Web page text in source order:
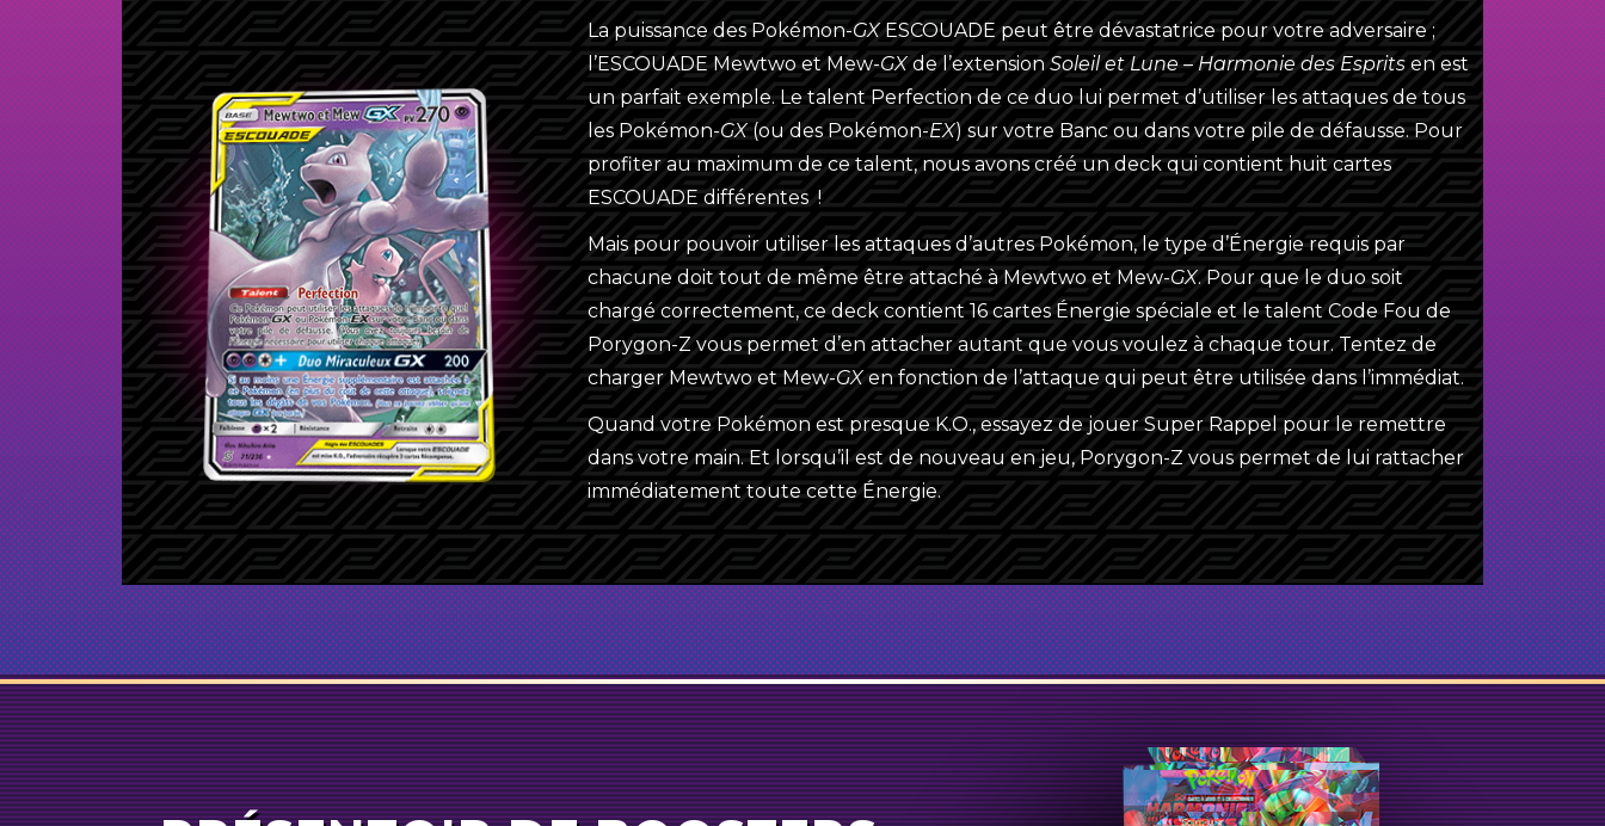
La puissance desPokémon-GXESCOUADE peut être dévastatrice pour votre adversaire ;
l’ESCOUADE Mewtwo et Mew-GXde l’extensionSoleil et Lune – Harmonie des Espritsen est
un parfait exemple. Le talent Perfection de ce duo lui permet d’utiliser les attaques de tous
lesPokémon-GX(ou desPokémon-EX) sur votre Banc ou dans votre pile de défausse. Pour
profiter au maximum de ce talent, nous avons créé un deck qui contient huit cartes
ESCOUADE différentes !
Mais pour pouvoir utiliser les attaques d’autres Pokémon, le type d’Énergie requis par
chacune doit tout de même être attaché à Mewtwo et Mew-GX. Pour que le duo soit
chargé correctement, ce deck contient 16 cartes Énergie spéciale et le talent Code Fou de
Porygon-Z vous permet d’en attacher autant que vous voulez à chaque tour. Tentez de
charger Mewtwo et Mew-GXen fonction de l’attaque qui peut être utilisée dans l’immédiat.
Quand votre Pokémon est presque K.O., essayez de jouer Super Rappel pour le remettre
dans votre main. Et lorsqu’il est de nouveau en jeu, Porygon-Z vous permet de lui rattacher
immédiatement toute cette Énergie.
Mewtwo et Mew- GX
3 Porygon-Z
3 Porygon
1 Méga-Ténéfix et Tyranocif-GX
Raichu et Raichu d’Alola-GX
1 Carchacrok et Giratina-GX
1 Évoli et Ronflex-GX
1 Marshadow et Mackogneur-GX
1 Reshiram et Dracaufeu-GX
1 Cancrelove et Mouscoto- GX
1 Dedenne-GX
4 Énergie Multicolore
4
Énergie Unitaire
{F}
{D}
{Y}
4
Énergie Unitaire
{G}
{R}
{W}
4
Énergie Unitaire
{L}
{P}
{M}
Dresseur (28)
4 Cynthia
4 Paulie
2 Hospitalité d’Erika
2 Lévy et Tatia
4 Mémoire Ball
4 Communication Pokémon
3 Super Bonbon
3 Super Rappel
2 Tampon de Réinitialisation
Porygon-Z Énergie Unitaire{L}
{P}
{M}
Mémoire Ball Cynthia Énergie Multicolore
Cynthia Énergie Unitaire{L}
{P}
{M}